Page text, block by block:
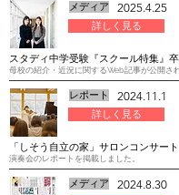
2025.4.25
メディア
詳しく見る
スタディ中学受験『スクール特集』
母校の紹介・近況に関するWeb記事が公開さ
2024.11.1
レポート
詳しく見る
「しそう自立の家」サロンコンサート
​演奏会のレポートを掲載しました。
2024.8.30
メディア